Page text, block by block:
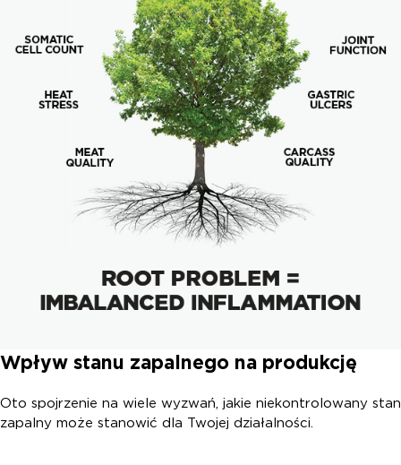
Wpływ stanu zapalnego na produkcję
Oto spojrzenie na wiele wyzwań, jakie niekontrolowany stan
zapalny może stanowić dla Twojej działalności.